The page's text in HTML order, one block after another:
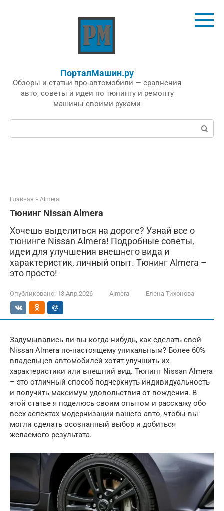
ПорталМашин.ру
Обзоры и статьи про автомобили — сравнения
авто, советы и идеи по тюнингу и ремонту
машины своими руками
Поиск:
Главная » Almera
Тюнинг Nissan Almera
Хочешь выделиться на дороге? Узнай все о
тюнинге Nissan Almera! Подробные советы,
идеи для улучшения внешнего вида и
характеристик, личный опыт. Тюнинг Almera –
это просто!
Опубликовано: 13.Апр.2026 Almera Елена Тихонова
Задумывались ли вы когда-нибудь, как сделать свой
Nissan Almera по-настоящему уникальным? Более 60%
владельцев автомобилей хотят улучшить их
характеристики или внешний вид. Тюнинг Nissan Almera
– это отличный способ подчеркнуть индивидуальность
и получить максимум удовольствия от вождения. В
этой статье я поделюсь своим опытом и расскажу обо
всех аспектах модернизации вашего авто, чтобы вы
могли сделать осознанный выбор и добиться
желаемого результата.